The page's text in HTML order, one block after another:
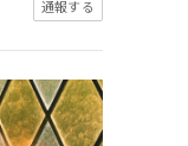
通報する